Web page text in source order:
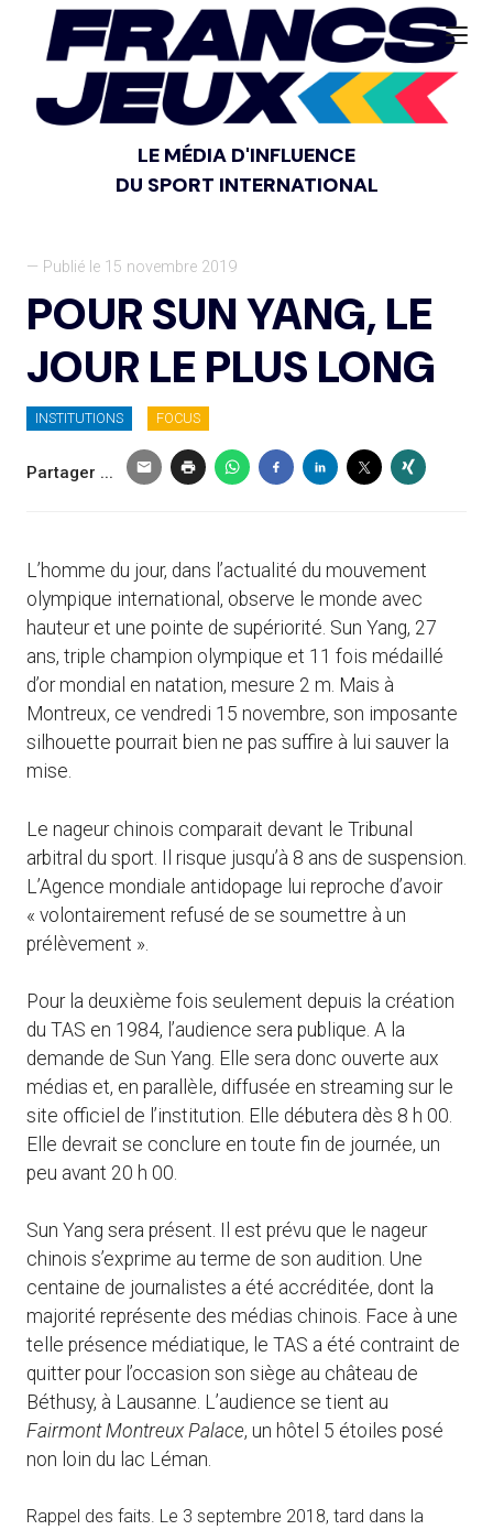
LE MÉDIA D'INFLUENCE
DU SPORT INTERNATIONAL
— Publié le 15 novembre 2019
POUR SUN YANG, LE
JOUR LE PLUS LONG
INSTITUTIONS FOCUS
Partager ...
L’homme du jour, dans l’actualité du mouvement
olympique international, observe le monde avec
hauteur et une pointe de supériorité. Sun Yang, 27
ans, triple champion olympique et 11 fois médaillé
d’or mondial en natation, mesure 2 m. Mais à
Montreux, ce vendredi 15 novembre, son imposante
silhouette pourrait bien ne pas suffire à lui sauver la
mise.
Le nageur chinois comparait devant le Tribunal
arbitral du sport. Il risque jusqu’à 8 ans de suspension.
L’Agence mondiale antidopage lui reproche d’avoir
« volontairement refusé de se soumettre à un
prélèvement ».
Pour la deuxième fois seulement depuis la création
du TAS en 1984, l’audience sera publique. A la
demande de Sun Yang. Elle sera donc ouverte aux
médias et, en parallèle, diffusée en streaming sur le
site officiel de l’institution. Elle débutera dès 8 h 00.
Elle devrait se conclure en toute fin de journée, un
peu avant 20 h 00.
Sun Yang sera présent. Il est prévu que le nageur
chinois s’exprime au terme de son audition. Une
centaine de journalistes a été accréditée, dont la
majorité représente des médias chinois. Face à une
telle présence médiatique, le TAS a été contraint de
quitter pour l’occasion son siège au château de
Béthusy, à Lausanne. L’audience se tient au
Fairmont Montreux Palace, un hôtel 5 étoiles posé
non loin du lac Léman.
Rappel des faits. Le 3 septembre 2018, tard dans la